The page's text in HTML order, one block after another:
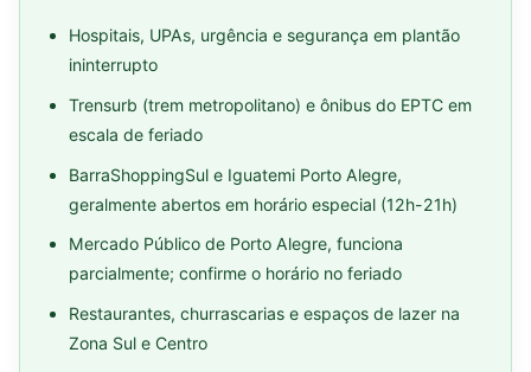
Hospitais, UPAs, urgência e segurança em plantão
ininterrupto
Trensurb (trem metropolitano) e ônibus do EPTC em
escala de feriado
BarraShoppingSul e Iguatemi Porto Alegre,
geralmente abertos em horário especial (12h-21h)
Mercado Público de Porto Alegre, funciona
parcialmente; confirme o horário no feriado
Restaurantes, churrascarias e espaços de lazer na
Zona Sul e Centro